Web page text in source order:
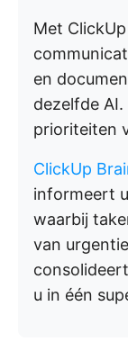
Met
en
dezelfde
prioriteiten
ClickUp
informeert
waarbij
van
u in één